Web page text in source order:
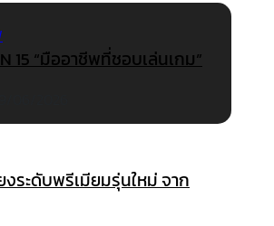
15 “มืออาชีพที่ชอบเล่นเกม”
งระดับพรีเมียมรุ่นใหม่ จาก